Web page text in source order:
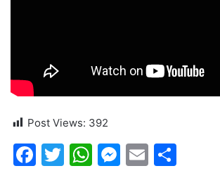
Post Views: 392
F
T
W M E